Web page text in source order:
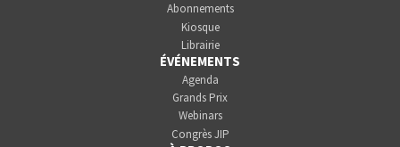
Abonnements
Kiosque
Librairie
ÉVÉNEMENTS
Agenda
Grands Prix
Webinars
Congrès JIP